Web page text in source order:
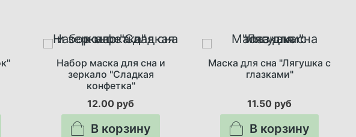
Набор маска для сна и
зеркало "Сладкая
конфетка"
12.00 руб
В корзину
Маска для сна "Лягушка с
глазками"
11.50 руб
В корзину